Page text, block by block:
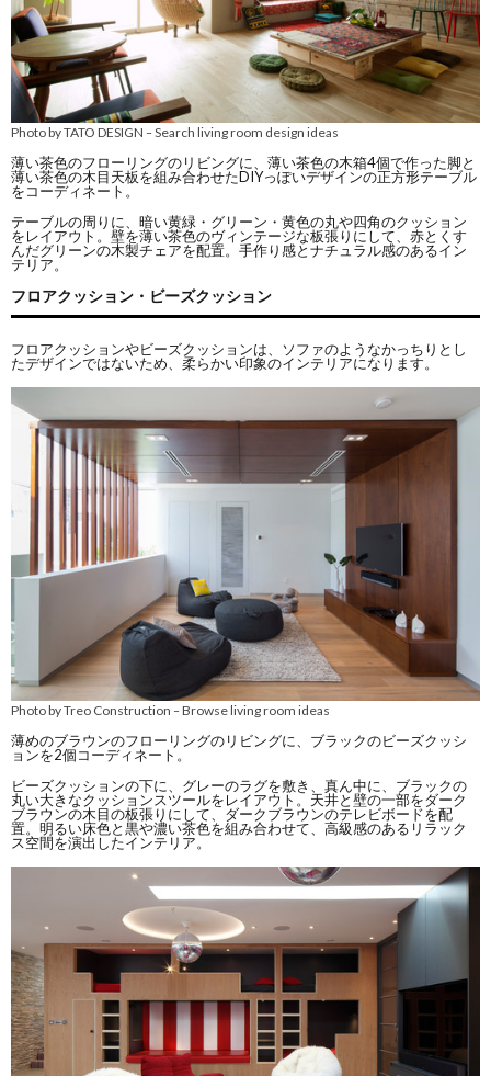
Photo by TATO DESIGN –Search living room design ideas
薄い茶色のフローリングのリビングに、薄い茶色の木箱4個で作った脚と
薄い茶色の木目天板を組み合わせたDIYっぽいデザインの正方形テーブル
をコーディネート。
テーブルの周りに、暗い黄緑・グリーン・黄色の丸や四角のクッション
をレイアウト。壁を薄い茶色のヴィンテージな板張りにして、赤とくす
んだグリーンの木製チェアを配置。手作り感とナチュラル感のあるイン
テリア。
フロアクッション・ビーズクッション
フロアクッションやビーズクッションは、ソファのようなかっちりとし
たデザインではないため、柔らかい印象のインテリアになります。
Photo by Treo Construction –Browse living room ideas
薄めのブラウンのフローリングのリビングに、ブラックのビーズクッシ
ョンを2個コーディネート。
ビーズクッションの下に、グレーのラグを敷き、真ん中に、ブラックの
丸い大きなクッションスツールをレイアウト。天井と壁の一部をダーク
ブラウンの木目の板張りにして、ダークブラウンのテレビボードを配
置。明るい床色と黒や濃い茶色を組み合わせて、高級感のあるリラック
ス空間を演出したインテリア。